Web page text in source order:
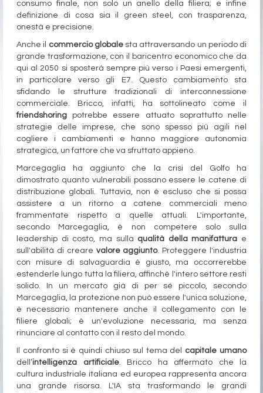
consumo finale, non solo un anello della filiera; e infine
definizione di cosa sia il green steel, con trasparenza,
onestà e precisione.
Anche il commercio globalesta attraversando un periodo di
grande trasformazione, con il baricentro economico che da
qui al 2050 si sposterà sempre più verso i Paesi emergenti,
in particolare verso gli E7. Questo cambiamento sta
sfidando le strutture tradizionali di interconnessione
commerciale. Bricco, infatti, ha sottolineato come il
friendshoring potrebbe essere attuato soprattutto nelle
strategie delle imprese, che sono spesso più agili nel
cogliere i cambiamenti e hanno maggiore autonomia
strategica, un fattore che va sfruttato appieno.
Marcegaglia ha aggiunto che la crisi del Golfo ha
dimostrato quanto vulnerabili possano essere le catene di
distribuzione globali. Tuttavia, non è escluso che si possa
assistere a un ritorno a catene commerciali meno
frammentate rispetto a quelle attuali. L'importante,
secondo Marcegaglia, è non competere solo sulla
leadership di costo, ma sulla qualità della manifattura e
sull'abilità di creare valore aggiunto. Proteggere l'industria
con misure di salvaguardia è giusto, ma occorrerebbe
estenderle lungo tutta la filiera, affinché l'intero settore resti
solido. In un mercato già di per sé piccolo, secondo
Marcegaglia, la protezione non può essere l'unica soluzione,
è necessario mantenere anche il collegamento con le
filiere globali; è un'evoluzione necessaria, ma senza
rinunciare al contatto con il resto del mondo.
Il confronto si è quindi chiuso sul tema del
capitale umano
dell’intelligenza artificiale.
Bricco ha affermato che la
cultura industriale italiana ed europea rappresenta ancora
una grande risorsa. L'IA sta trasformando le grandi